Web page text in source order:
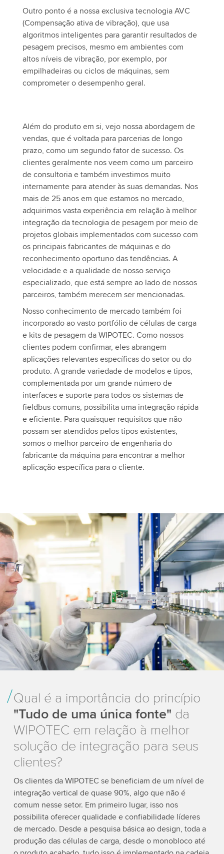
Outro ponto é a nossa exclusiva tecnologia AVC
(Compensação ativa de vibração), que usa
algoritmos inteligentes para garantir resultados de
pesagem precisos, mesmo em ambientes com
altos níveis de vibração, por exemplo, por
empilhadeiras ou ciclos de máquinas, sem
comprometer o desempenho geral.
Além do produto em si, vejo nossa abordagem de
vendas, que é voltada para parcerias de longo
prazo, como um segundo fator de sucesso. Os
clientes geralmente nos veem como um parceiro
de consultoria e também investimos muito
internamente para atender às suas demandas. Nos
mais de 25 anos em que estamos no mercado,
adquirimos vasta experiência em relação à melhor
integração da tecnologia de pesagem por meio de
projetos globais implementados com sucesso com
os principais fabricantes de máquinas e do
reconhecimento oportuno das tendências. A
velocidade e a qualidade de nosso serviço
especializado, que está sempre ao lado de nossos
parceiros, também merecem ser mencionadas.
Nosso conhecimento de mercado também foi
incorporado ao vasto portfólio de células de carga
e kits de pesagem da WIPOTEC. Como nossos
clientes podem confirmar, eles abrangem
aplicações relevantes específicas do setor ou do
produto. A grande variedade de modelos e tipos,
complementada por um grande número de
interfaces e suporte para todos os sistemas de
fieldbus comuns, possibilita uma integração rápida
e eficiente. Para quaisquer requisitos que não
possam ser atendidos pelos tipos existentes,
somos o melhor parceiro de engenharia do
fabricante da máquina para encontrar a melhor
aplicação específica para o cliente.
Qual é a importância do princípio
"Tudo de uma única fonte" da
WIPOTEC em relação à melhor
solução de integração para seus
clientes?
Os clientes da WIPOTEC se beneficiam de um nível de
integração vertical de quase 90%, algo que não é
comum nesse setor. Em primeiro lugar, isso nos
possibilita oferecer qualidade e confiabilidade líderes
de mercado. Desde a pesquisa básica ao design, toda a
produção das células de carga, desde o monobloco até